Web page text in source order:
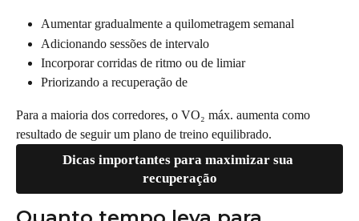
Aumentar gradualmente a quilometragem semanal
Adicionando sessões de intervalo
Incorporar corridas de ritmo ou de limiar
Priorizando a recuperação de
Para a maioria dos corredores, o VO₂ máx. aumenta como
resultado de seguir um plano de treino equilibrado.
Dicas importantes para maximizar sua
recuperação